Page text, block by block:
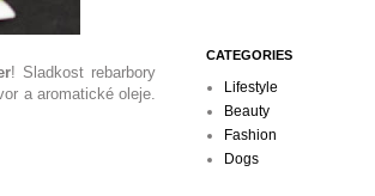
! Sladkost rebarbory
a aromatické oleje.
CATEGORIES
Lifestyle
Beauty
Fashion
Dogs